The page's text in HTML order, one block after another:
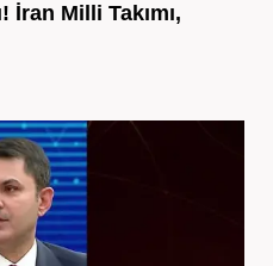
Milli Takımı,